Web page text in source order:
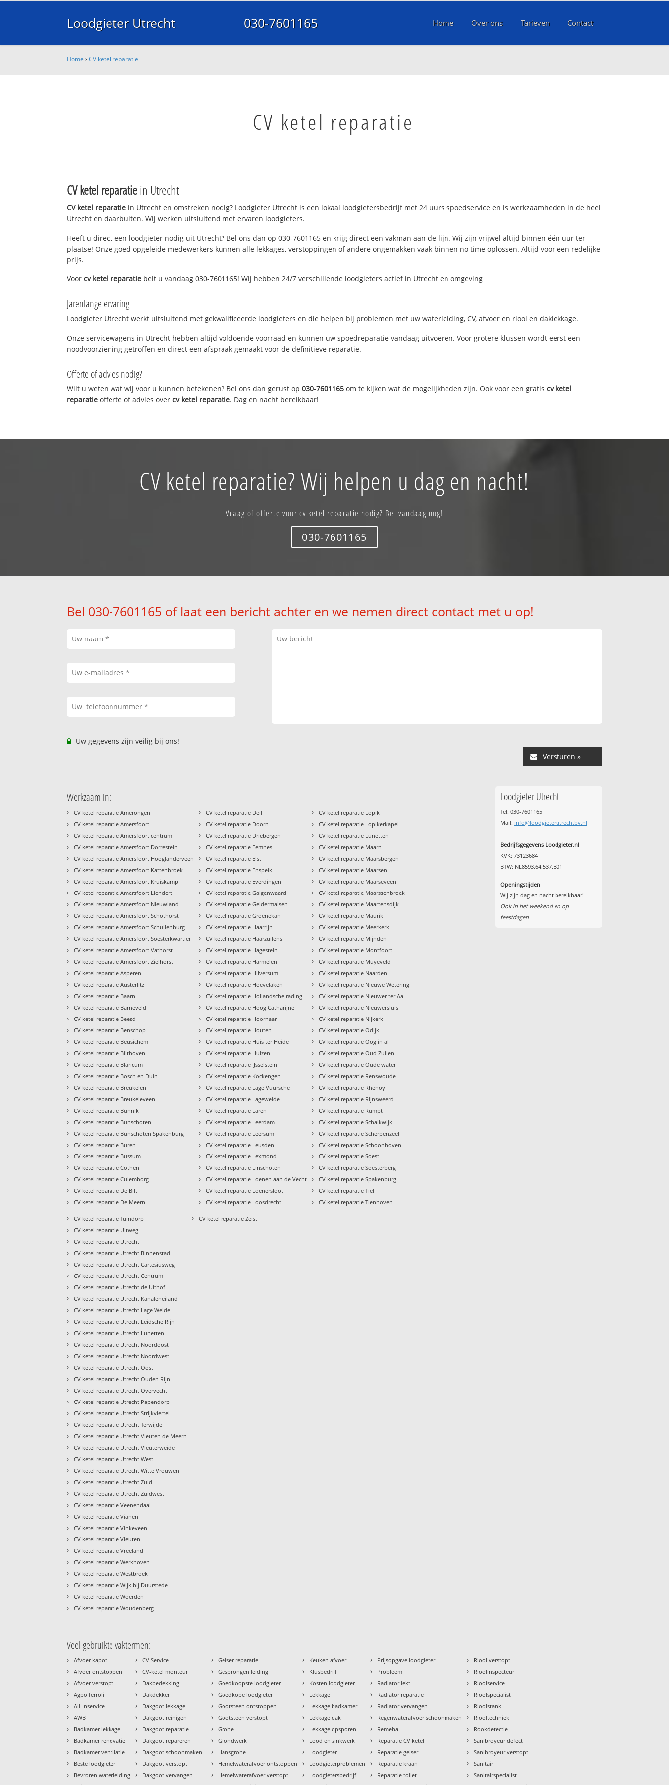
Loodgieter Utrecht 030-7601165 Home Over ons Tarieven Contact
Home ›CV ketel reparatie
CV ketel reparatie
CV ketel reparatiein Utrecht
CV ketel reparatie in Utrecht en omstreken nodig? Loodgieter Utrecht is een lokaal loodgietersbedrijf met 24 uurs spoedservice en is werkzaamheden in de heel
Utrecht en daarbuiten. Wij werken uitsluitend met ervaren loodgieters.
Heeft u direct een loodgieter nodig uit Utrecht? Bel ons dan op 030-7601165 en krijg direct een vakman aan de lijn. Wij zijn vrijwel altijd binnen één uur ter
plaatse! Onze goed opgeleide medewerkers kunnen alle lekkages, verstoppingen of andere ongemakken vaak binnen no time oplossen. Altijd voor een redelijke
prijs.
Voorcv ketel reparatie belt u vandaag 030-7601165! Wij hebben 24/7 verschillende loodgieters actief in Utrecht en omgeving
Jarenlange ervaring
Loodgieter Utrecht werkt uitsluitend met gekwalificeerde loodgieters en die helpen bij problemen met uw waterleiding, CV, afvoer en riool en daklekkage.
Onze servicewagens in Utrecht hebben altijd voldoende voorraad en kunnen uw spoedreparatie vandaag uitvoeren. Voor grotere klussen wordt eerst een
noodvoorziening getroffen en direct een afspraak gemaakt voor de definitieve reparatie.
Offerte of advies nodig?
Wilt u weten wat wij voor u kunnen betekenen? Bel ons dan gerust op030-7601165 om te kijken wat de mogelijkheden zijn. Ook voor een gratiscv ketel
reparatie offerte of advies overcv ketel reparatie. Dag en nacht bereikbaar!
CV ketel reparatie? Wij helpen u dag en nacht!
Vraag of offerte voor cv ketel reparatie nodig? Bel vandaag nog!
030-7601165
Bel 030-7601165 of laat een bericht achter en we nemen direct contact met u op!
Uw gegevens zijn veilig bij ons!
Versturen »
Werkzaam in:
› CV ketel reparatie Amerongen
› CV ketel reparatie Amersfoort
› CV ketel reparatie Amersfoort centrum
› CV ketel reparatie Amersfoort Dorrestein
› CV ketel reparatie Amersfoort Hooglanderveen
› CV ketel reparatie Amersfoort Kattenbroek
› CV ketel reparatie Amersfoort Kruiskamp
› CV ketel reparatie Amersfoort Liendert
› CV ketel reparatie Amersfoort Nieuwland
› CV ketel reparatie Amersfoort Schothorst
› CV ketel reparatie Amersfoort Schuilenburg
› CV ketel reparatie Amersfoort Soesterkwartier
› CV ketel reparatie Amersfoort Vathorst
› CV ketel reparatie Amersfoort Zielhorst
› CV ketel reparatie Asperen
› CV ketel reparatie Austerlitz
› CV ketel reparatie Baarn
› CV ketel reparatie Barneveld
› CV ketel reparatie Beesd
› CV ketel reparatie Benschop
› CV ketel reparatie Beusichem
› CV ketel reparatie Bilthoven
› CV ketel reparatie Blaricum
› CV ketel reparatie Bosch en Duin
› CV ketel reparatie Breukelen
› CV ketel reparatie Breukeleveen
› CV ketel reparatie Bunnik
› CV ketel reparatie Bunschoten
› CV ketel reparatie Bunschoten Spakenburg
› CV ketel reparatie Buren
› CV ketel reparatie Bussum
› CV ketel reparatie Cothen
› CV ketel reparatie Culemborg
› CV ketel reparatie De Bilt
› CV ketel reparatie De Meern
› CV ketel reparatie Deil
› CV ketel reparatie Doorn
› CV ketel reparatie Driebergen
› CV ketel reparatie Eemnes
› CV ketel reparatie Elst
› CV ketel reparatie Enspeik
› CV ketel reparatie Everdingen
› CV ketel reparatie Galgenwaard
› CV ketel reparatie Geldermalsen
› CV ketel reparatie Groenekan
› CV ketel reparatie Haarrijn
› CV ketel reparatie Haarzuilens
› CV ketel reparatie Hagestein
› CV ketel reparatie Harmelen
› CV ketel reparatie Hilversum
› CV ketel reparatie Hoevelaken
› CV ketel reparatie Hollandsche rading
› CV ketel reparatie Hoog Catharijne
› CV ketel reparatie Hoornaar
› CV ketel reparatie Houten
› CV ketel reparatie Huis ter Heide
› CV ketel reparatie Huizen
› CV ketel reparatie IJsselstein
› CV ketel reparatie Kockengen
› CV ketel reparatie Lage Vuursche
› CV ketel reparatie Lageweide
› CV ketel reparatie Laren
› CV ketel reparatie Leerdam
› CV ketel reparatie Leersum
› CV ketel reparatie Leusden
› CV ketel reparatie Lexmond
› CV ketel reparatie Linschoten
› CV ketel reparatie Loenen aan de Vecht
› CV ketel reparatie Loenersloot
› CV ketel reparatie Loosdrecht
› CV ketel reparatie Lopik
› CV ketel reparatie Lopikerkapel
› CV ketel reparatie Lunetten
› CV ketel reparatie Maarn
› CV ketel reparatie Maarsbergen
› CV ketel reparatie Maarsen
› CV ketel reparatie Maarseveen
› CV ketel reparatie Maarssenbroek
› CV ketel reparatie Maartensdijk
› CV ketel reparatie Maurik
› CV ketel reparatie Meerkerk
› CV ketel reparatie Mijnden
› CV ketel reparatie Montfoort
› CV ketel reparatie Muyeveld
› CV ketel reparatie Naarden
› CV ketel reparatie Nieuwe Wetering
› CV ketel reparatie Nieuwer ter Aa
› CV ketel reparatie Nieuwersluis
› CV ketel reparatie Nijkerk
› CV ketel reparatie Odijk
› CV ketel reparatie Oog in al
› CV ketel reparatie Oud Zuilen
› CV ketel reparatie Oude water
› CV ketel reparatie Renswoude
› CV ketel reparatie Rhenoy
› CV ketel reparatie Rijnsweerd
› CV ketel reparatie Rumpt
› CV ketel reparatie Schalkwijk
› CV ketel reparatie Scherpenzeel
› CV ketel reparatie Schoonhoven
› CV ketel reparatie Soest
› CV ketel reparatie Soesterberg
› CV ketel reparatie Spakenburg
› CV ketel reparatie Tiel
› CV ketel reparatie Tienhoven
› CV ketel reparatie Tuindorp
› CV ketel reparatie Uitweg
› CV ketel reparatie Utrecht
› CV ketel reparatie Utrecht Binnenstad
› CV ketel reparatie Utrecht Cartesiusweg
› CV ketel reparatie Utrecht Centrum
› CV ketel reparatie Utrecht de Uithof
› CV ketel reparatie Utrecht Kanaleneiland
› CV ketel reparatie Utrecht Lage Weide
› CV ketel reparatie Utrecht Leidsche Rijn
› CV ketel reparatie Utrecht Lunetten
› CV ketel reparatie Utrecht Noordoost
› CV ketel reparatie Utrecht Noordwest
› CV ketel reparatie Utrecht Oost
› CV ketel reparatie Utrecht Ouden Rijn
› CV ketel reparatie Utrecht Overvecht
› CV ketel reparatie Utrecht Papendorp
› CV ketel reparatie Utrecht Strijkviertel
› CV ketel reparatie Utrecht Terwijde
› CV ketel reparatie Utrecht Vleuten de Meern
› CV ketel reparatie Utrecht Vleuterweide
› CV ketel reparatie Utrecht West
› CV ketel reparatie Utrecht Witte Vrouwen
› CV ketel reparatie Utrecht Zuid
› CV ketel reparatie Utrecht Zuidwest
› CV ketel reparatie Veenendaal
› CV ketel reparatie Vianen
› CV ketel reparatie Vinkeveen
› CV ketel reparatie Vleuten
› CV ketel reparatie Vreeland
› CV ketel reparatie Werkhoven
› CV ketel reparatie Westbroek
› CV ketel reparatie Wijk bij Duurstede
› CV ketel reparatie Woerden
› CV ketel reparatie Woudenberg
› CV ketel reparatie Zeist
Loodgieter Utrecht
Tel: 030-7601165
Mail: info@loodgieterutrechtbv.nl
Bedrijfsgegevens Loodgieter.nl
KVK: 73123684
BTW: NL8593.64.537.B01
Openingstijden
Wij zijn dag en nacht bereikbaar!
Ook in het weekend en op
feestdagen
Veel gebruikte vaktermen:
› Afvoer kapot
› Afvoer ontstoppen
› Afvoer verstopt
› Agpo ferroli
› All-Inservice
› AWB
› Badkamer lekkage
› Badkamer renovatie
› Badkamer ventilatie
› Beste loodgieter
› Bevroren waterleiding
› CV Service
› CV-ketel monteur
› Dakbedekking
› Dakdekker
› Dakgoot lekkage
› Dakgoot reinigen
› Dakgoot reparatie
› Dakgoot repareren
› Dakgoot schoonmaken
› Dakgoot verstopt
› Dakgoot vervangen
› Geiser reparatie
› Gesprongen leiding
› Goedkoopste loodgieter
› Goedkope loodgieter
› Gootsteen ontstoppen
› Gootsteen verstopt
› Grohe
› Grondwerk
› Hansgrohe
› Hemelwaterafvoer ontstoppen
› Hemelwaterafvoer verstopt
› Keuken afvoer
› Klusbedrijf
› Kosten loodgieter
› Lekkage
› Lekkage badkamer
› Lekkage dak
› Lekkage opsporen
› Lood en zinkwerk
› Loodgieter
› Loodgieterproblemen
› Loodgietersbedrijf
› Prijsopgave loodgieter
› Probleem
› Radiator lekt
› Radiator reparatie
› Radiator vervangen
› Regenwaterafvoer schoonmaken
› Remeha
› Reparatie CV ketel
› Reparatie geiser
› Reparatie kraan
› Reparatie toilet
› Riool verstopt
› Rioolinspecteur
› Rioolservice
› Rioolspecialist
› Rioolstank
› Riooltechniek
› Rookdetectie
› Sanibroyeur defect
› Sanibroyeur verstopt
› Sanitair
› Sanitairspecialist